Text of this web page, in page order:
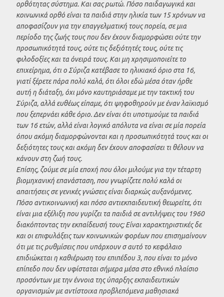
ορθότητας σύστημα. Και σας ρωτώ. Πόσο παιδαγωγικά και
κοινωνικά ορθό είναι τα παιδιά στην ηλικία των 15 χρόνων να
αποφασίζουν για την επαγγελματική τους πορεία, σε μια
περίοδο της ζωής τους που δεν έχουν διαμορφώσει ούτε την
προσωπικότητά τους, ούτε τις δεξιότητές τους, ούτε τις
φιλοδοξίες και τα όνειρά τους. Και μη χρησιμοποιείτε το
επιχείρημα, ότι ο Σύριζα κατέβασε το ηλικιακό όριο στα 16,
γιατί ξέρετε πάρα πολύ καλά, ότι όλοι εδώ μέσα όταν ήρθε
αυτή η διάταξη, όχι μόνο καυτηριάσαμε με την τακτική του
Σύριζα, αλλά ευθέως είπαμε, ότι ψηφοθηρούν με έναν λαϊκισμό
που ξεπερνάει κάθε όριο. Δεν είναι ότι υποτιμούμε τα παιδιά
των 16 ετών, αλλά είναι λογικό απόλυτα να είναι σε μία πορεία
όπου ακόμη διαμορφώνονται και η προσωπικότητά τους και οι
δεξιότητες τους και ακόμη δεν έχουν αποφασίσει τι θέλουν να
κάνουν στη ζωή τους.
Επίσης, ζούμε σε μία εποχή που όλοι μιλούμε για την τέταρτη
βιομηχανική επανάσταση, που γνωρίζετε πολύ καλά οι
απαιτήσεις σε γενικές γνώσεις είναι διαρκώς αυξανόμενες.
Πόσο αντικοινωνική και πόσο αντιεκπαιδευτική θεωρείτε, ότι
είναι μια εξέλιξη που γυρίζει τα παιδιά σε αντιλήψεις του 1960
διακόπτοντας την εκπαίδευσή τους; Είναι χαρακτηριστικές δε
και οι επιφυλάξεις των κοινωνικών φορέων που επισημαίνουν
ότι με τις ρυθμίσεις που υπάρχουν σ αυτό το κεφάλαιο
επιδιώκεται η καθιέρωση του επιπέδου 3, που είναι το μόνο
επίπεδο που δεν υφίσταται σήμερα μέσα στο εθνικό πλαίσιο
προσόντων με την έννοια της ύπαρξης εκπαιδευτικών
οργανισμών με αντίστοιχα προβλεπόμενα μαθησιακά